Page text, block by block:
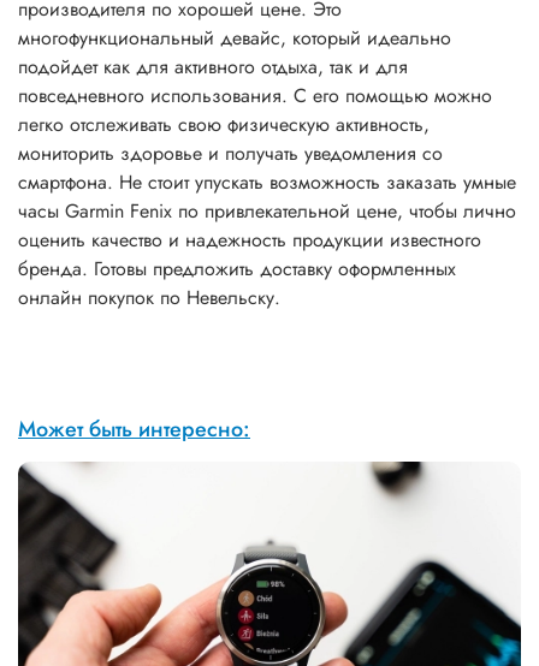
производителя по хорошей цене. Это
многофункциональный девайс, который идеально
подойдет как для активного отдыха, так и для
повседневного использования. С его помощью можно
легко отслеживать свою физическую активность,
мониторить здоровье и получать уведомления со
смартфона. Не стоит упускать возможность заказать умные
часы Garmin Fenix по привлекательной цене, чтобы лично
оценить качество и надежность продукции известного
бренда. Готовы предложить доставку оформленных
онлайн покупок по Невельску.
Может быть интересно: